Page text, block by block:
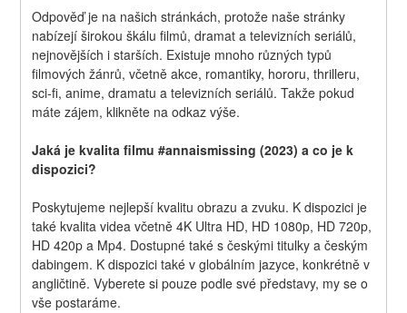
Odpověď je na našich stránkách, protože naše stránky
nabízejí širokou škálu filmů, dramat a televizních seriálů,
nejnovějších i starších. Existuje mnoho různých typů
filmových žánrů, včetně akce, romantiky, hororu, thrilleru,
sci-fi, anime, dramatu a televizních seriálů. Takže pokud
máte zájem, klikněte na odkaz výše.
Jaká je kvalita filmu #annaismissing (2023) a co je k
dispozici?
Poskytujeme nejlepší kvalitu obrazu a zvuku. K dispozici je
také kvalita videa včetně 4K Ultra HD, HD 1080p, HD 720p,
HD 420p a Mp4. Dostupné také s českými titulky a českým
dabingem. K dispozici také v globálním jazyce, konkrétně v
angličtině. Vyberete si pouze podle své představy, my se o
vše postaráme.